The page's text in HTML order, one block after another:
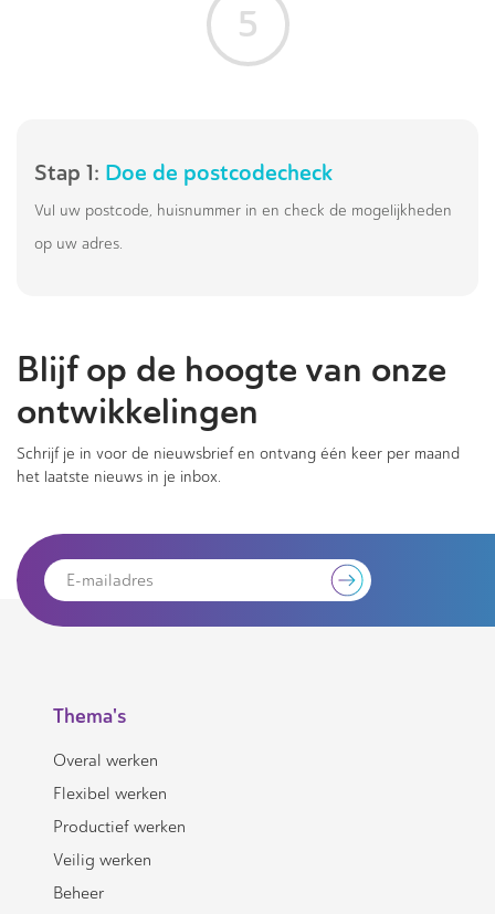
5
Stap 1: Doe de postcodecheck
Vul uw postcode, huisnummer in en check de mogelijkheden
op uw adres.
Blijf op de hoogte van onze
ontwikkelingen
Schrijf je in voor de nieuwsbrief en ontvang één keer per maand
het laatste nieuws in je inbox.
Thema's
Overal werken
Flexibel werken
Productief werken
Veilig werken
Beheer